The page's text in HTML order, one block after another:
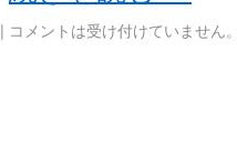
| コメントは受け付けていません